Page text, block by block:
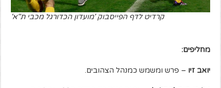
קרדיט לדף הפייסבוק 'מועדון הכדורגל מכבי ת"א'
מחליפים:
יואב זיו – פרש ומשמש כמנהל הצהובים.